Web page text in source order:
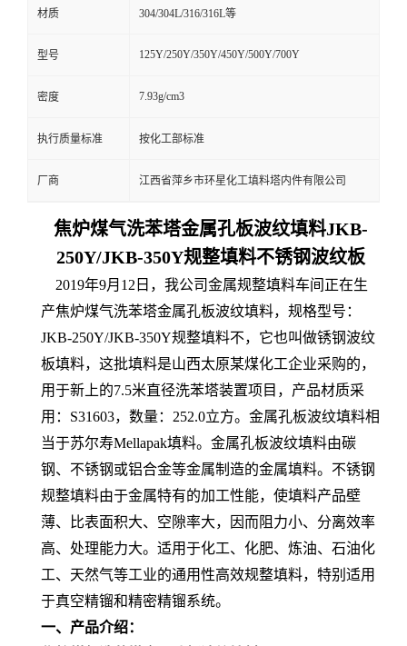
材质 304/304L/316/316L等
型号 125Y/250Y/350Y/450Y/500Y/700Y
密度 7.93g/cm3
执行质量标准 按化工部标准
厂商 江西省萍乡市环星化工填料塔内件有限公司
焦炉煤气洗苯塔金属孔板波纹填料JKB-
250Y/JKB-350Y规整填料不锈钢波纹板
2019年9月12日，我公司金属规整填料车间正在生
产焦炉煤气洗苯塔金属孔板波纹填料，规格型号：
JKB-250Y/JKB-350Y规整填料不，它也叫做锈钢波纹
板填料，这批填料是山西太原某煤化工企业采购的，
用于新上的7.5米直径洗苯塔装置项目，产品材质采
用：S31603，数量：252.0立方。金属孔板波纹填料相
当于苏尔寿Mellapak填料。金属孔板波纹填料由碳
钢、不锈钢或铝合金等金属制造的金属填料。不锈钢
规整填料由于金属特有的加工性能，使填料产品壁
薄、比表面积大、空隙率大，因而阻力小、分离效率
高、处理能力大。适用于化工、化肥、炼油、石油化
工、天然气等工业的通用性高效规整填料，特别适用
于真空精镏和精密精镏系统。
一、产品介绍：